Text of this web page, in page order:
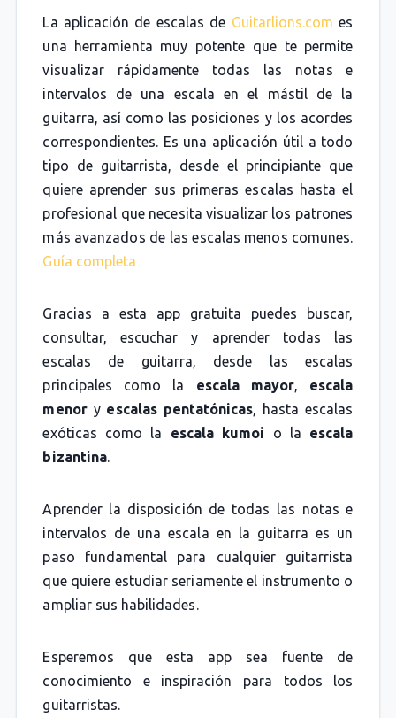
La aplicación de escalas de Guitarlions.com es
una herramienta muy potente que te permite
visualizar rápidamente todas las notas e
intervalos de una escala en el mástil de la
guitarra, así como las posiciones y los acordes
correspondientes. Es una aplicación útil a todo
tipo de guitarrista, desde el principiante que
quiere aprender sus primeras escalas hasta el
profesional que necesita visualizar los patrones
más avanzados de las escalas menos comunes.
Guía completa
Gracias a esta app gratuita puedes buscar,
consultar, escuchar y aprender todas las
escalas de guitarra, desde las escalas
principales como la escala mayor, escala
menory escalas pentatónicas, hasta escalas
exóticas como la escala kumoi o la escala
bizantina.
Aprender la disposición de todas las notas e
intervalos de una escala en la guitarra es un
paso fundamental para cualquier guitarrista
que quiere estudiar seriamente el instrumento o
ampliar sus habilidades.
Esperemos que esta app sea fuente de
conocimiento e inspiración para todos los
guitarristas.